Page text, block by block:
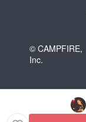
© CAMPFIRE,
Inc.